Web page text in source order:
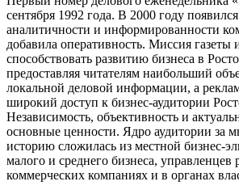
сентября 1992 года. В 2000 году
аналитичности и информированности
добавила оперативность. Миссия
способствовать развитию бизнеса в
предоставляя читателям наибольший
локальной деловой информации, а
широкий доступ к бизнес-аудитории
Независимость, объективность и
основные ценности. Ядро аудитории за
историю сложилась из местной бизнес-
малого и среднего бизнеса, управленцев
коммерческих компаниях и в органах